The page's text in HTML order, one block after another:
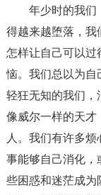
年少时的我们
得越来越堕落，我
怎样让自己可以过
恼。我们总以为自
轻狂无知的我们，
像威尔一样的天才
人。我们有许多
事能够自己消化，
些困惑和迷茫成为